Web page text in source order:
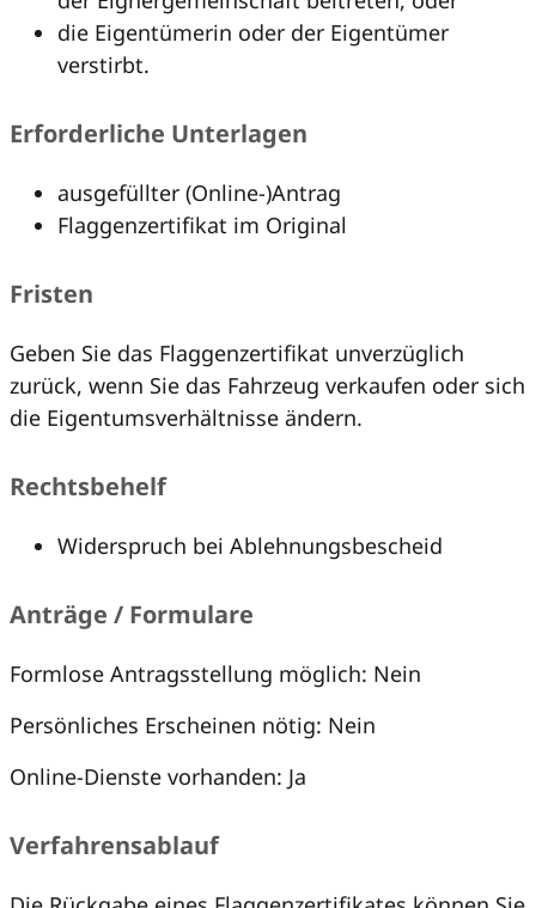
die Eigentümerin oder der Eigentümer
verstirbt.
Erforderliche Unterlagen
ausgefüllter (Online-)Antrag
Flaggenzertifikat im Original
Fristen
Geben Sie das Flaggenzertifikat unverzüglich
zurück, wenn Sie das Fahrzeug verkaufen oder sich
die Eigentumsverhältnisse ändern.
Rechtsbehelf
Widerspruch bei Ablehnungsbescheid
Anträge / Formulare
Formlose Antragsstellung möglich: Nein
Persönliches Erscheinen nötig: Nein
Online-Dienste vorhanden: Ja
Verfahrensablauf